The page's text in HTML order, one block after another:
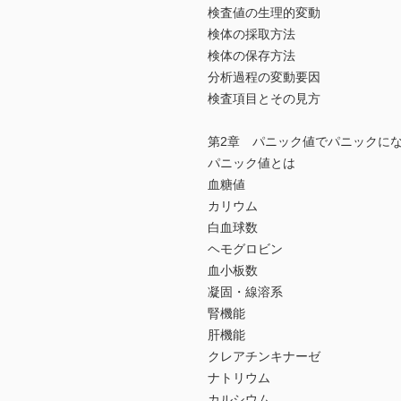
検査値の生理的変動
検体の採取方法
検体の保存方法
分析過程の変動要因
検査項目とその見方
第2章 パニック値でパニックに
パニック値とは
血糖値
カリウム
白血球数
ヘモグロビン
血小板数
凝固・線溶系
腎機能
肝機能
クレアチンキナーゼ
ナトリウム